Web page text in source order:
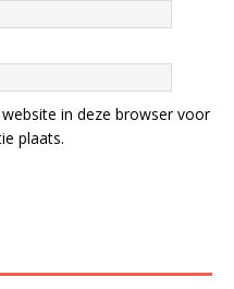
in deze browser voor
plaats.